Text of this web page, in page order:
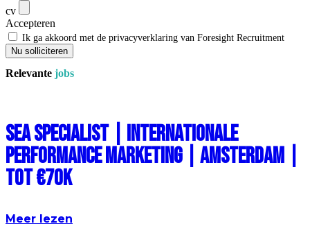
cv
Accepteren
Ik ga akkoord met de privacyverklaring van Foresight Recruitment
Nu solliciteren
Relevante jobs
SEA Specialist | Internationale
Performance Marketing | Amsterdam |
Tot €70k
Meer lezen